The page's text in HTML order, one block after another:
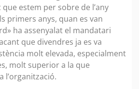
que estem per sobre de l’any
primers anys, quan es van
ha assenyalat el mandatari
que divendres ja es va
molt elevada, especialment
molt superior a la que
l’organització.